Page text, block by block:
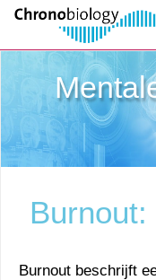
Burnout beschrijft